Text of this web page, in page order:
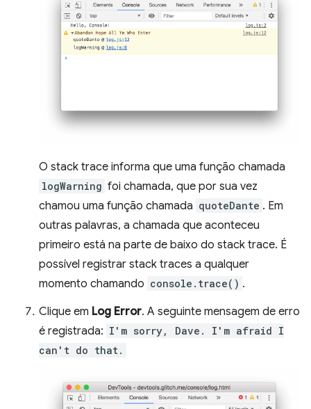
O stack trace informa que uma função chamada
logWarning foi chamada, que por sua vez
chamou uma função chamada quoteDante . Em
outras palavras, a chamada que aconteceu
primeiro está na parte de baixo do stack trace. É
possível registrar stack traces a qualquer
momento chamando console.trace() .
Clique em Log Error. A seguinte mensagem de erro
é registrada: I'm sorry, Dave. I'm afraid I
can't do that.